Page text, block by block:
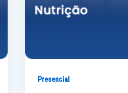
Presencial